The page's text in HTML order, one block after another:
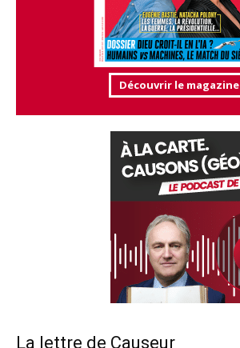
Découvrir le magazine
La lettre de Causeur